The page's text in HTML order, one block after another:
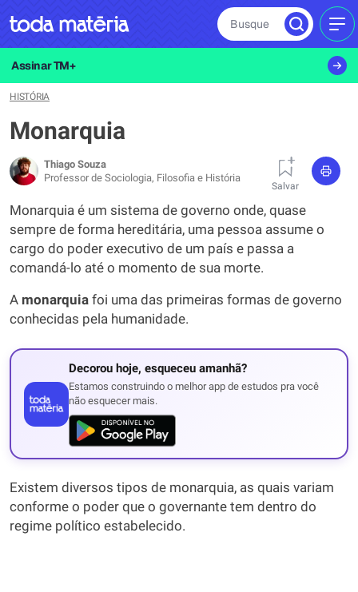
Busque
Assinar TM+
HISTÓRIA
Monarquia
Thiago Souza
Professor de Sociologia, Filosofia e História
Salvar
Monarquia é um sistema de governo onde, quase
sempre de forma hereditária, uma pessoa assume o
cargo do poder executivo de um país e passa a
comandá-lo até o momento de sua morte.
A monarquia foi uma das primeiras formas de governo
conhecidas pela humanidade.
Decorou hoje, esqueceu amanhã?
Estamos construindo o melhor app de estudos pra você
não esquecer mais.
Existem diversos tipos de monarquia, as quais variam
conforme o poder que o governante tem dentro do
regime político estabelecido.